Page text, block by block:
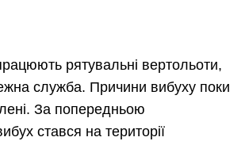
рятувальні вертольоти,
служба. Причини вибуху поки
За попередньою
стався на території